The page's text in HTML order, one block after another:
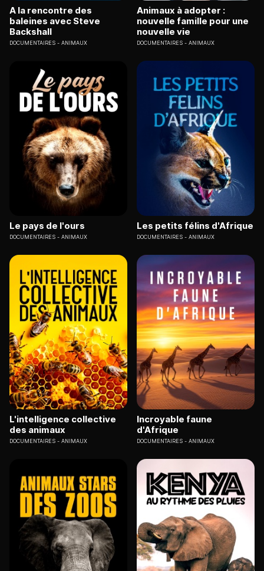
A la rencontre des
baleines avec Steve
Backshall
DOCUMENTAIRES ANIMAUX
Animaux à adopter :
nouvelle famille pour une
nouvelle vie
DOCUMENTAIRES ANIMAUX
Le pays de l'ours
DOCUMENTAIRES ANIMAUX
Les petits félins d'Afrique
DOCUMENTAIRES ANIMAUX
L'intelligence collective
des animaux
DOCUMENTAIRES ANIMAUX
Incroyable faune
d'Afrique
DOCUMENTAIRES ANIMAUX